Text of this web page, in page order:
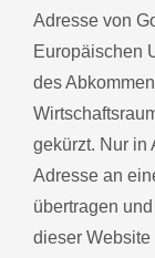
Adresse von
Europäischen
des
gekürzt. Nur in
Adresse an
übertragen
dieser